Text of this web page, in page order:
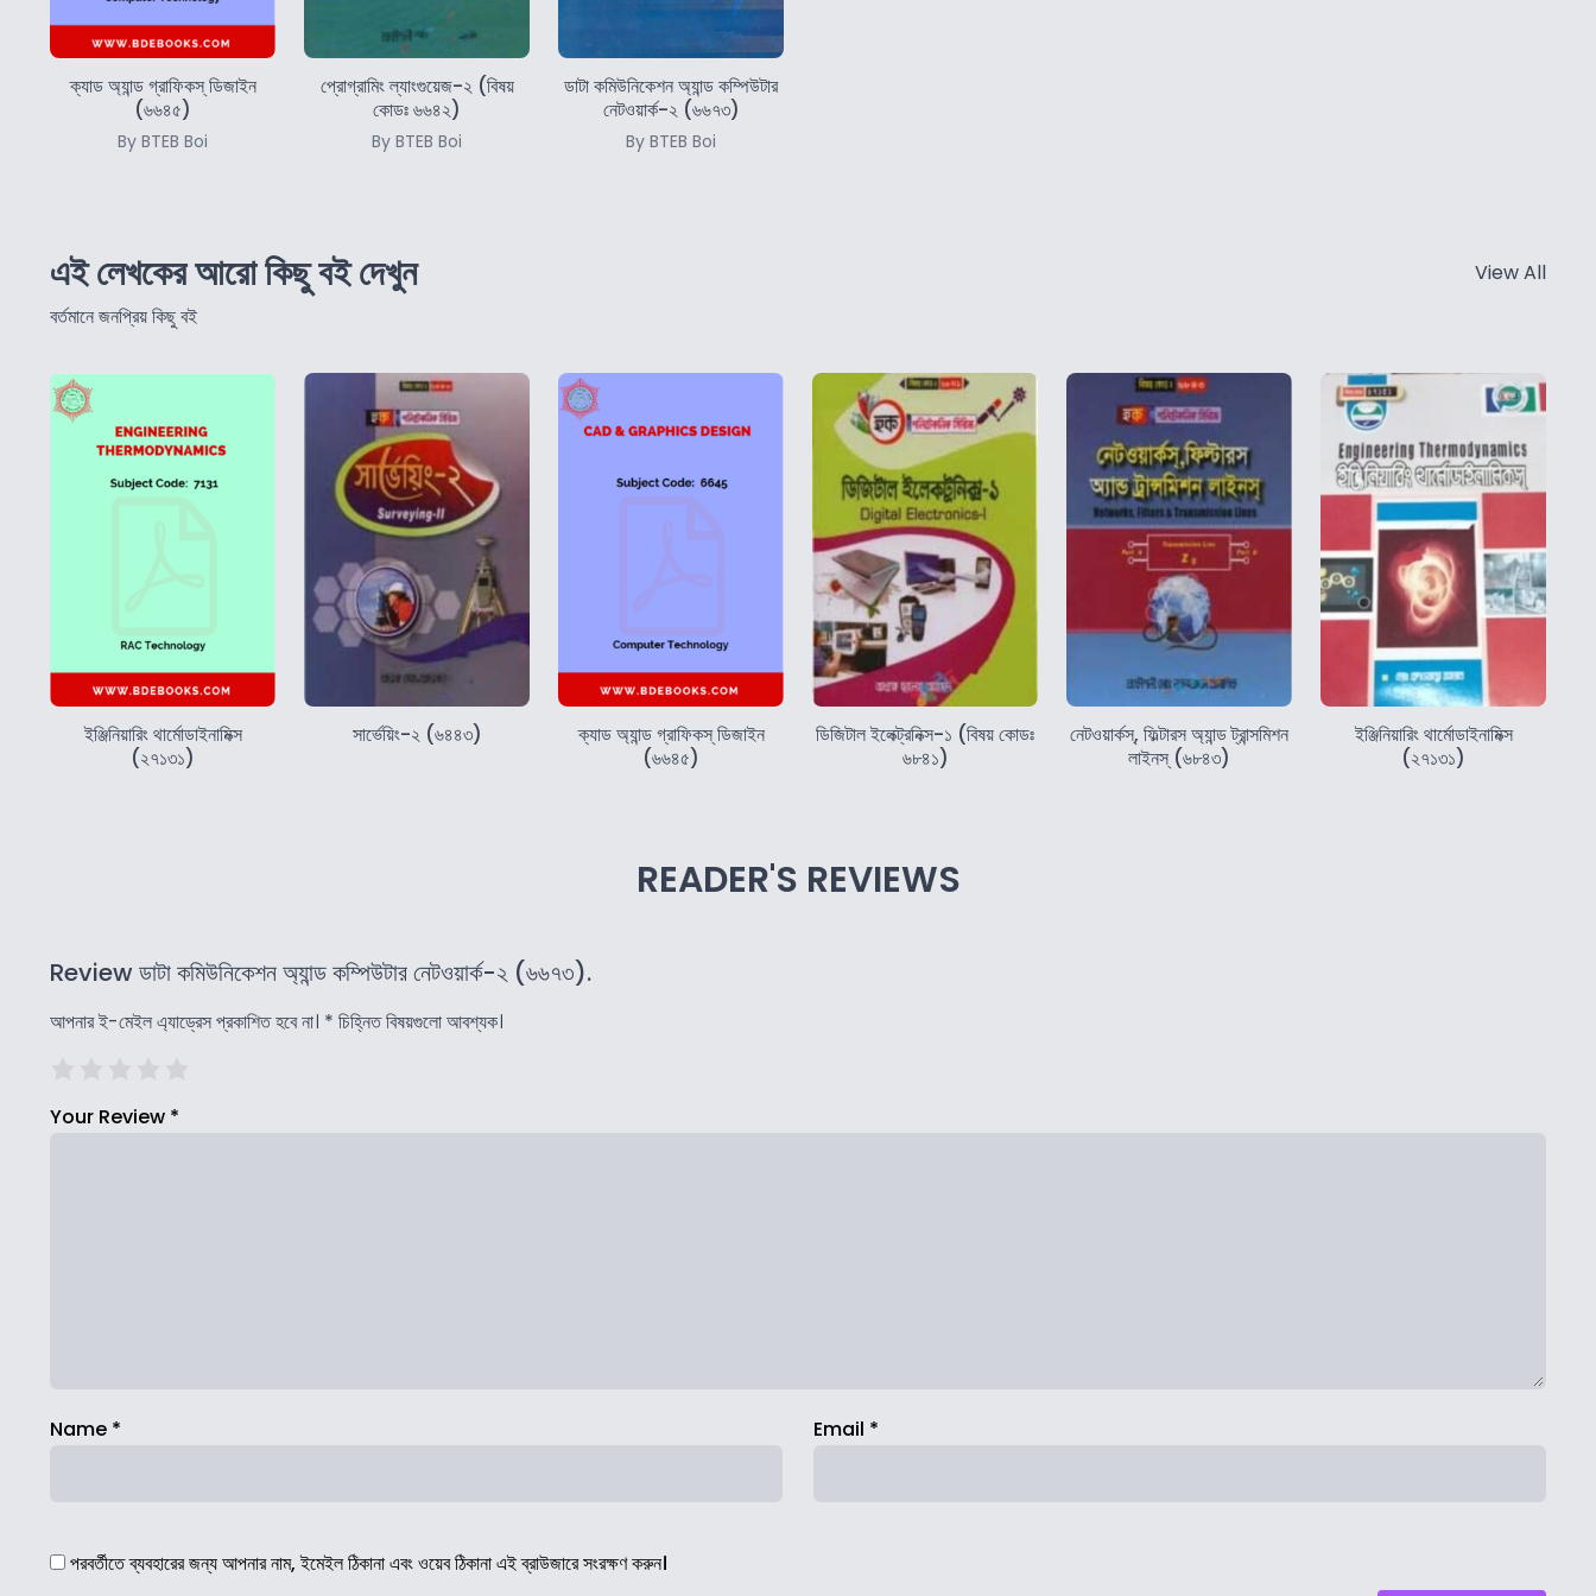
ক্যাড অ্যান্ড গ্রাফিকস্‌ ডিজাইন
(৬৬৪৫)
By BTEB Boi
প্রোগ্রামিং ল্যাংগুয়েজ-২ (বিষয়
কোডঃ ৬৬৪২)
By BTEB Boi
ডাটা কমিউনিকেশন অ্যান্ড কম্পিউটার
নেটওয়ার্ক-২ (৬৬৭৩)
By BTEB Boi
এই লেখকের আরো কিছু বই দেখুন
বর্তমানে জনপ্রিয় কিছু বই
View All
ইঞ্জিনিয়ারিং থার্মোডাইনামিক্স
(২৭১৩১)
সার্ভেয়িং-২ (৬৪৪৩)
ক্যাড অ্যান্ড গ্রাফিকস্‌ ডিজাইন
(৬৬৪৫)
ডিজিটাল ইলেক্ট্রনিক্স-১ (বিষয় কোডঃ
৬৮৪১)
নেটওয়ার্কস্‌, ফিল্টারস অ্যান্ড ট্রান্সমিশন
লাইনস্‌ (৬৮৪৩)
ইঞ্জিনিয়ারিং থার্মোডাইনামিক্স
(২৭১৩১)
READER'S REVIEWS
Review ডাটা কমিউনিকেশন অ্যান্ড কম্পিউটার নেটওয়ার্ক-২ (৬৬৭৩).
আপনার ই-মেইল এ্যাড্রেস প্রকাশিত হবে না। * চিহ্নিত বিষয়গুলো আবশ্যক।
Your Review *
Name * Email *
পরবর্তীতে ব্যবহারের জন্য আপনার নাম, ইমেইল ঠিকানা এবং ওয়েব ঠিকানা এই ব্রাউজারে সংরক্ষণ করুন।